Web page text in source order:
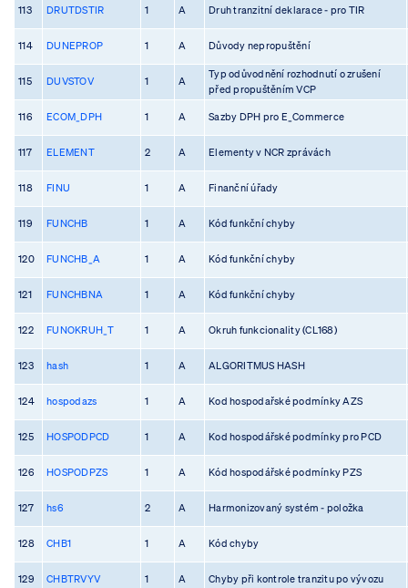
113 DRUTDSTIR 1 A Druh tranzitní deklarace - pro TIR
114 DUNEPROP 1 A Důvody nepropuštění
115 DUVSTOV 1 A
Typ odůvodnění rozhodnutí o zrušení
před propuštěním VCP
116 ECOM_DPH 1 A Sazby DPH pro E_Commerce
117 ELEMENT 2 A Elementy v NCR zprávách
118 FINU 1 A Finanční úřady
119 FUNCHB 1 A Kód funkční chyby
120 FUNCHB_A 1 A Kód funkční chyby
121 FUNCHBNA 1 A Kód funkční chyby
122 FUNOKRUH_T 1 A Okruh funkcionality (CL168)
123 hash 1 A ALGORITMUS HASH
124 hospodazs 1 A Kod hospodařské podmínky AZS
125 HOSPODPCD 1 A Kod hospodářské podmínky pro PCD
126 HOSPODPZS 1 A Kód hospodářské podmínky PZS
127 hs6 2 A Harmonizovaný systém - položka
128 CHB1 1 A Kód chyby
129 CHBTRVYV 1 A Chyby při kontrole tranzitu po vývozu